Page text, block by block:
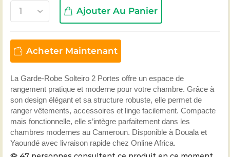
Ajouter Au Panier
Acheter Maintenant
La Garde-Robe Solteiro 2 Portes offre un espace de
rangement pratique et moderne pour votre chambre. Grâce à
son design élégant et sa structure robuste, elle permet de
ranger vêtements, accessoires et linge facilement. Compacte
mais fonctionnelle, elle s’intègre parfaitement dans les
chambres modernes au Cameroun. Disponible à Douala et
Yaoundé avec livraison rapide chez Online Africa.